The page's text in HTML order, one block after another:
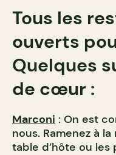
Tous les
ouverts
Quelques
de cœur :
Marconi : On est
nous. Ramenez à
table d’hôte ou